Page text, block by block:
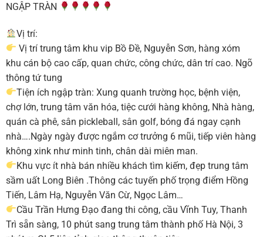
NGẬP TRÀN
Vị trí:
Vị trí trung tâm khu vip Bồ Đề, Nguyễn Sơn, hàng xóm
khu cán bộ cao cấp, quan chức, công chức, dân trí cao. Ngõ
thông tứ tung
Tiện ích ngập tràn: Xung quanh trường học, bệnh viện,
chợ lớn, trung tâm văn hóa, tiệc cưới hàng không, Nhà hàng,
quán cà phê, sân pickleball, sân golf, bóng đá ngay cạnh
nhà….Ngày ngày được ngắm cơ trưởng 6 mũi, tiếp viên hàng
không xink như minh tinh, chân dài miên man.
Khu vực ít nhà bán nhiều khách tìm kiếm, đẹp trung tâm
sầm uất Long Biên .Thông các tuyến phố trọng điểm Hồng
Tiến, Lâm Hạ, Nguyễn Văn Cừ, Ngọc Lâm…
Cầu Trần Hưng Đạo đang thi công, cầu Vĩnh Tuy, Thanh
Trì sẵn sàng, 10 phút sang trung tâm thành phố Hà Nội, 3